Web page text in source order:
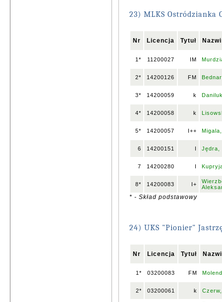
23) MLKS Ostródzianka
Nr Licencja Tytuł
1* 11200027 IM
2* 14200126 FM
3* 14200059 k
4* 14200058 k
5* 14200057 I++
6 14200151 I Jędra,
7 14200280 I
8* 14200083 I+
* - Skład podstawowy
24) UKS "Pionier"
Nr Licencja Tytuł
1* 03200083 FM
2* 03200061 k